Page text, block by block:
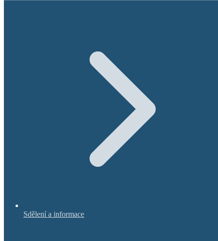
Sdělení a informace